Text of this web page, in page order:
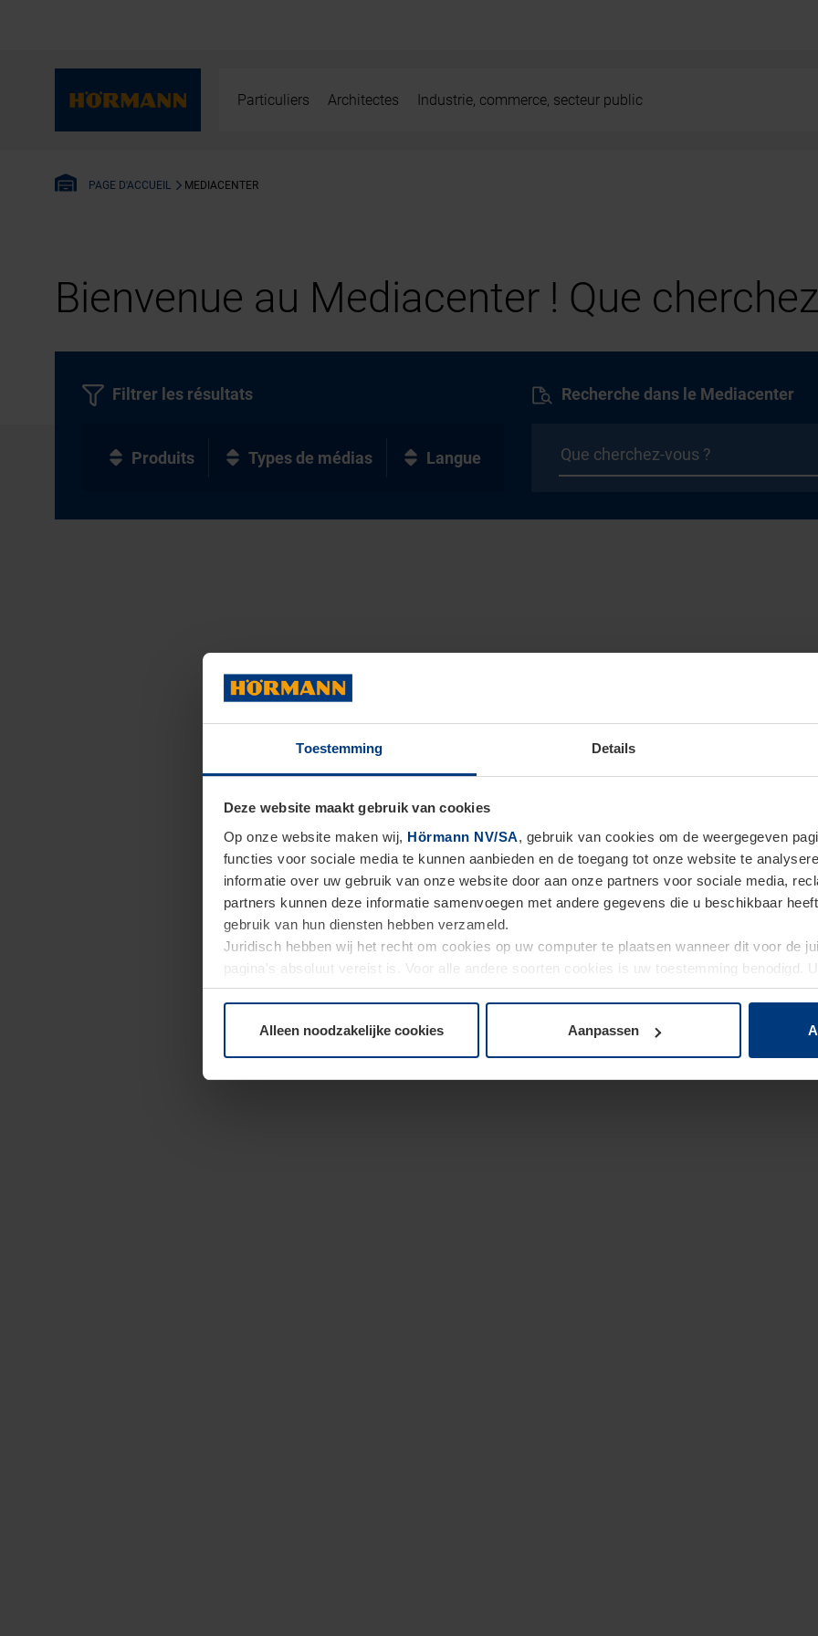
Toestemming Details
Deze website maakt gebruik van cookies
Op onze website maken wij, Hörmann NV/SA, gebruik van cookies om de weergegeven
functies voor sociale media te kunnen aanbieden en de toegang tot onze website te
informatie over uw gebruik van onze website door aan onze partners voor sociale media,
partners kunnen deze informatie samenvoegen met andere gegevens die u beschikbaar
gebruik van hun diensten hebben verzameld.
Juridisch hebben wij het recht om cookies op uw computer te plaatsen wanneer dit voor de
pagina's absoluut vereist is. Voor alle andere soorten cookies is uw toestemming benodigd.
moment bij de uitleg van de cookies op paginaPrivacyverklaringop onze website wijzigen
Alleen noodzakelijke cookies Aanpassen
Particuliers Architectes Industrie, commerce, secteur public
PAGE D'ACCUEIL MEDIACENTER
Bienvenue au Mediacenter ! Que
Recherche dans le Mediacenter
Filtrer les résultats
Produits Types de médias Langue